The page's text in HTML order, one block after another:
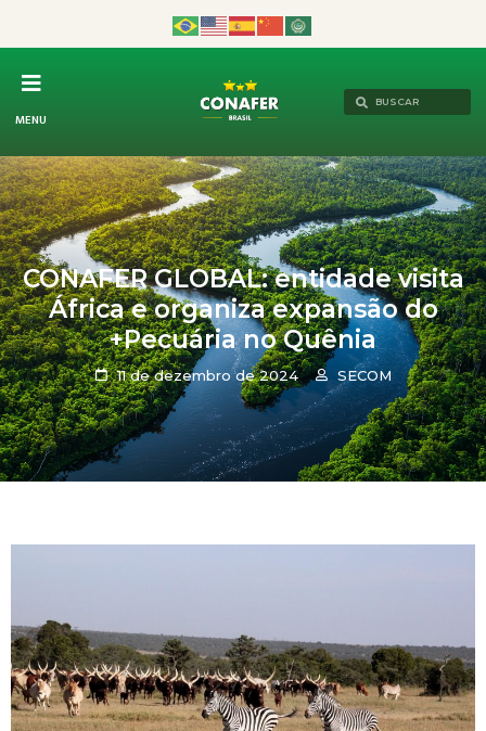
MENU
CONAFER GLOBAL: entidade visita
África e organiza expansão do
+Pecuária no Quênia
11 de dezembro de 2024 SECOM